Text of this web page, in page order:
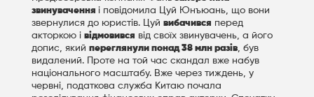
звинувачення і повідомила Цуй Юнъюань, що вони
звернулися до юристів. Цуй вибачився перед
акторкою і відмовився від своїх звинувачень, а його
допис, який переглянули понад 38 млн разів, був
видалений. Проте на той час скандал вже набув
національного масштабу. Вже через тиждень, у
червні, податкова служба Китаю почала